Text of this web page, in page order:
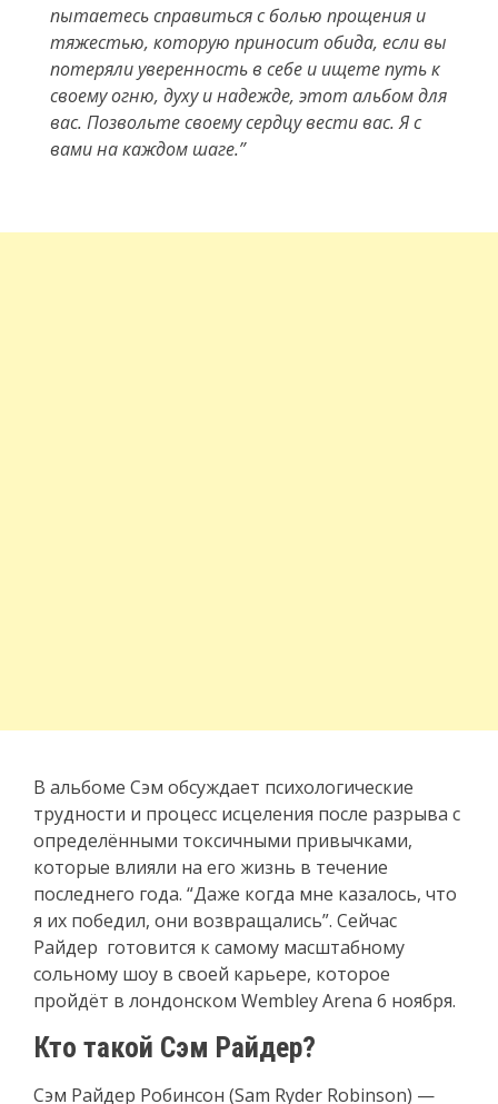
пытаетесь справиться с болью прощения и
тяжестью, которую приносит обида, если вы
потеряли уверенность в себе и ищете путь к
своему огню, духу и надежде, этот альбом для
вас. Позвольте своему сердцу вести вас. Я с
вами на каждом шаге.”
В альбоме Сэм обсуждает психологические
трудности и процесс исцеления после разрыва с
определёнными токсичными привычками,
которые влияли на его жизнь в течение
последнего года. “Даже когда мне казалось, что
я их победил, они возвращались”. Сейчас
Райдер готовится к самому масштабному
сольному шоу в своей карьере, которое
пройдёт в лондонском Wembley Arena 6 ноября.
Кто такой Сэм Райдер?
Сэм Райдер Робинсон (Sam Ryder Robinson) —